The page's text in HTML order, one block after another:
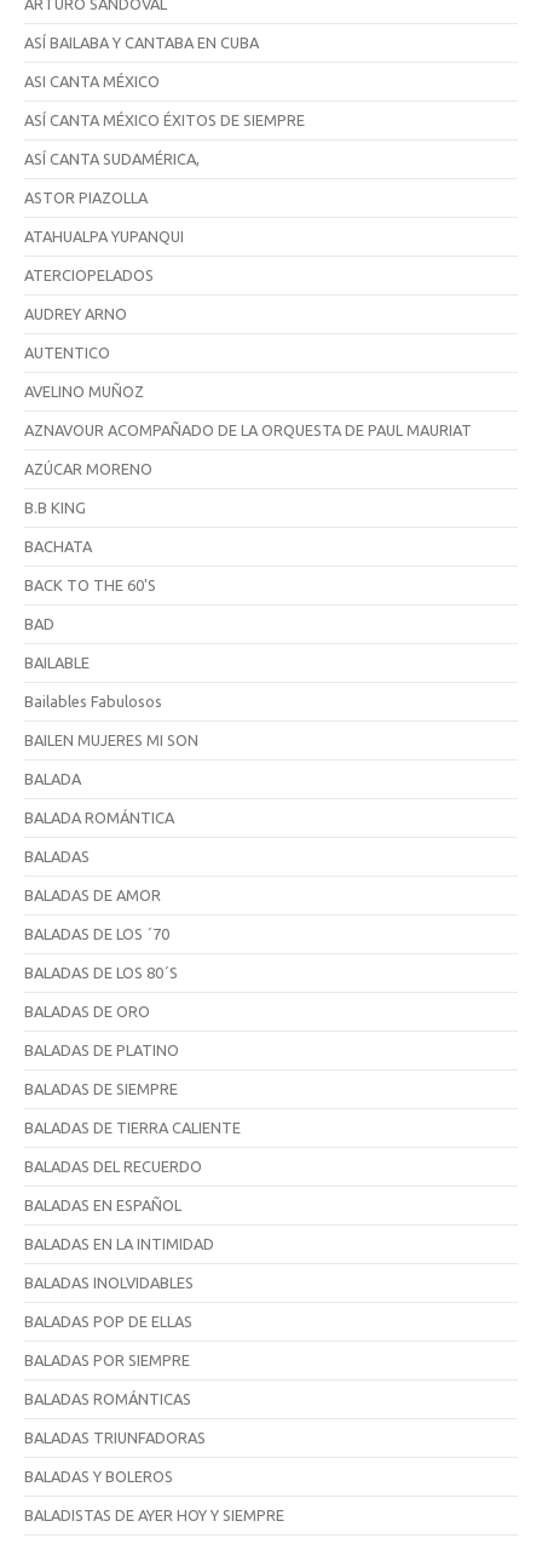
ARTURO SANDOVAL
ASÍ BAILABA Y CANTABA EN CUBA
ASI CANTA MÉXICO
ASÍ CANTA MÉXICO ÉXITOS DE SIEMPRE
ASÍ CANTA SUDAMÉRICA,
ASTOR PIAZOLLA
ATAHUALPA YUPANQUI
ATERCIOPELADOS
AUDREY ARNO
AUTENTICO
AVELINO MUÑOZ
AZNAVOUR ACOMPAÑADO DE LA ORQUESTA DE PAUL MAURIAT
AZÚCAR MORENO
B.B KING
BACHATA
BACK TO THE 60'S
BAD
BAILABLE
Bailables Fabulosos
BAILEN MUJERES MI SON
BALADA
BALADA ROMÁNTICA
BALADAS
BALADAS DE AMOR
BALADAS DE LOS ´70
BALADAS DE LOS 80´S
BALADAS DE ORO
BALADAS DE PLATINO
BALADAS DE SIEMPRE
BALADAS DE TIERRA CALIENTE
BALADAS DEL RECUERDO
BALADAS EN ESPAÑOL
BALADAS EN LA INTIMIDAD
BALADAS INOLVIDABLES
BALADAS POP DE ELLAS
BALADAS POR SIEMPRE
BALADAS ROMÁNTICAS
BALADAS TRIUNFADORAS
BALADAS Y BOLEROS
BALADISTAS DE AYER HOY Y SIEMPRE